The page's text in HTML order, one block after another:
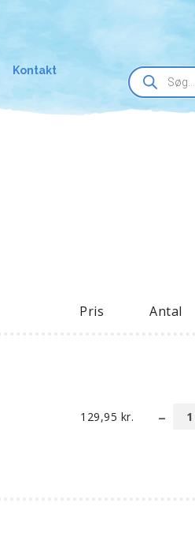
Kontakt
Products
search
Pris Antal
129,95 kr.